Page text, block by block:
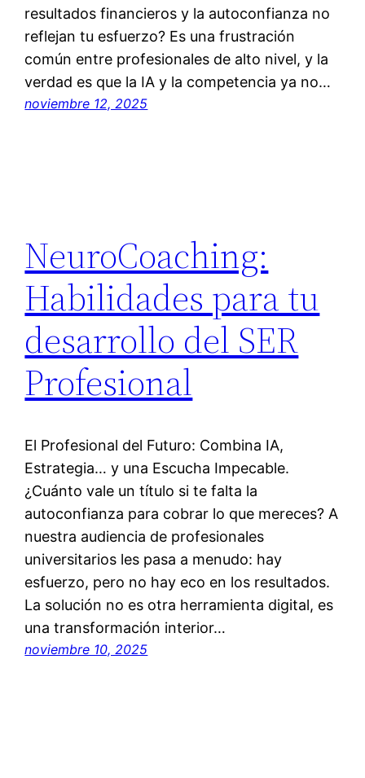
resultados financieros y la autoconfianza no
reflejan tu esfuerzo? Es una frustración
común entre profesionales de alto nivel, y la
verdad es que la IA y la competencia ya no…
noviembre 12, 2025
NeuroCoaching:
Habilidades para tu
desarrollo del SER
Profesional
El Profesional del Futuro: Combina IA,
Estrategia… y una Escucha Impecable.
¿Cuánto vale un título si te falta la
autoconfianza para cobrar lo que mereces? A
nuestra audiencia de profesionales
universitarios les pasa a menudo: hay
esfuerzo, pero no hay eco en los resultados.
La solución no es otra herramienta digital, es
una transformación interior…
noviembre 10, 2025